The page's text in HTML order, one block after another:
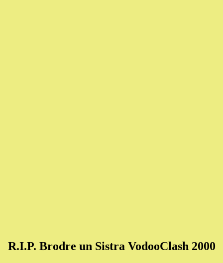
R.I.P. Brodre un Sistra VodooClash 2000